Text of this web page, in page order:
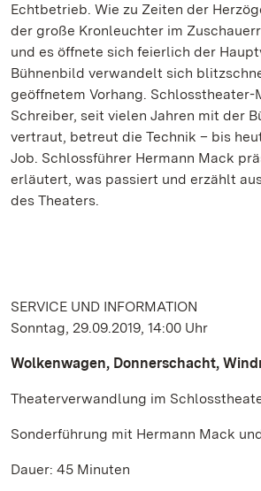
Echtbetrieb. Wie zu Zeiten der
der große Kronleuchter im
und es öffnete sich feierlich der
Bühnenbild verwandelt sich
geöffnetem Vorhang. Schlosstheater-
Schreiber, seit vielen Jahren mit der
vertraut, betreut die Technik – bis
Job. Schlossführer Hermann Mack
erläutert, was passiert und erzählt
des Theaters.
SERVICE UND INFORMATION
Sonntag, 29.09.2019, 14:00 Uhr
Wolkenwagen, Donnerschacht,
Theaterverwandlung im
Sonderführung mit Hermann Mack
Dauer: 45 Minuten